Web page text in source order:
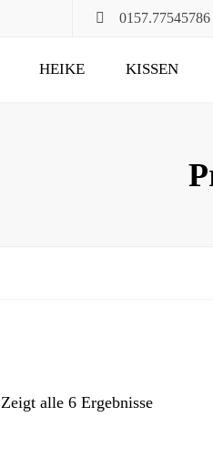
0157.77545786
HEIKE KISSEN
Zeigt alle 6 Ergebnisse